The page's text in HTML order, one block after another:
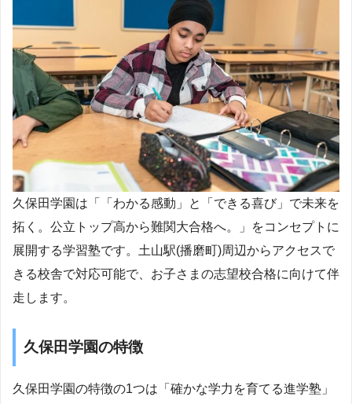
久保田学園は「「わかる感動」と「できる喜び」で未来を
拓く。公立トップ高から難関大合格へ。」をコンセプトに
展開する学習塾です。土山駅(播磨町)周辺からアクセスで
きる校舎で対応可能で、お子さまの志望校合格に向けて伴
走します。
久保田学園の特徴
久保田学園の特徴の1つは「確かな学力を育てる進学塾」